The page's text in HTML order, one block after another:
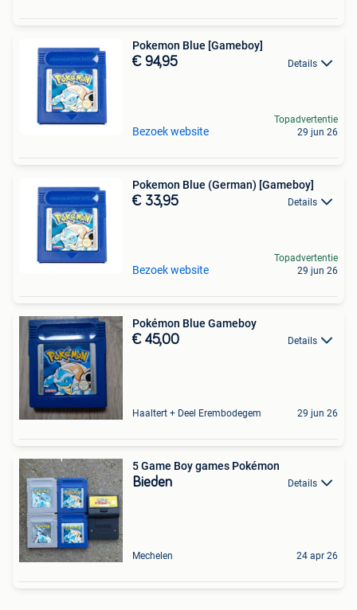
Pokemon Blue [Gameboy]
€ 94,95 Details
Bezoek website
Topadvertentie
29 jun 26
Pokemon Blue (German) [Gameboy]
€ 33,95 Details
Bezoek website
Topadvertentie
29 jun 26
Pokémon Blue Gameboy
€ 45,00 Details
Haaltert + Deel Erembodegem 29 jun 26
5 Game Boy games Pokémon
Bieden Details
Mechelen 24 apr 26